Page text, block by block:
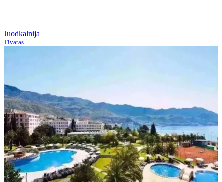
Juodkalnija
Tivatas